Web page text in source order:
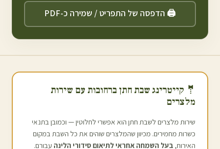
🖨️ הדפסה של התפריט / שמירה כ-PDF
🤵 קייטרינג שבת חתן ברחובות עם שירות
מלצרים
שירות מלצרים לשבת חתן הוא אפשרי לחלוטין — וכמובן בתנאי
כשרות מחמירים. מכיוון שהמלצרים שוהים את כל השבת במקום
האירוח, בעל השמחה אחראי לתיאום סידורי הלינה עבורם.